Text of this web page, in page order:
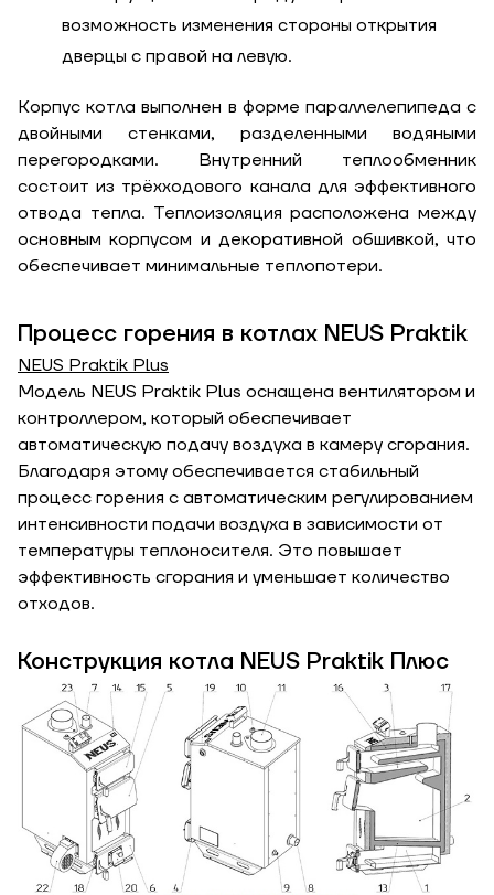
возможность изменения стороны открытия
дверцы с правой на левую.
Корпус котла выполнен в форме параллелепипеда с
двойными стенками, разделенными водяными
перегородками. Внутренний теплообменник
состоит из трёхходового канала для эффективного
отвода тепла. Теплоизоляция расположена между
основным корпусом и декоративной обшивкой, что
обеспечивает минимальные теплопотери.
Процесс горения в котлах NEUS Praktik
NEUS Praktik Plus
Модель NEUS Praktik Plus оснащена вентилятором и
контроллером, который обеспечивает
автоматическую подачу воздуха в камеру сгорания.
Благодаря этому обеспечивается стабильный
процесс горения с автоматическим регулированием
интенсивности подачи воздуха в зависимости от
температуры теплоносителя. Это повышает
эффективность сгорания и уменьшает количество
отходов.
Конструкция котла NEUS Praktik Плюс
Ширина, м
Длина, м
Степень
утепления, Вт/м
кв
Гарно утеплений, 55
Заказать
Обратный звонок
Отправить
Корзина